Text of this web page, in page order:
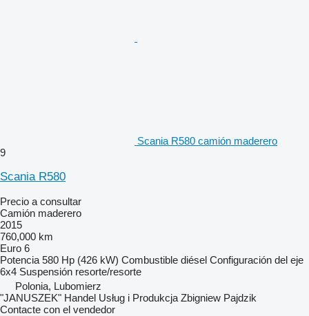
Scania R580 camión maderero
9
Scania R580
Precio a consultar
Camión maderero
2015
760,000 km
Euro 6
Potencia 580 Hp (426 kW) Combustible diésel Configuración del eje
6x4 Suspensión resorte/resorte
Polonia, Lubomierz
"JANUSZEK" Handel Usług i Produkcja Zbigniew Pajdzik
Contacte con el vendedor